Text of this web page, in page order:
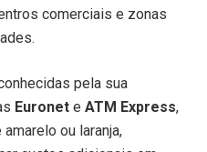
comerciais e zonas
pela sua
Euronet e ATM Express,
ou laranja,